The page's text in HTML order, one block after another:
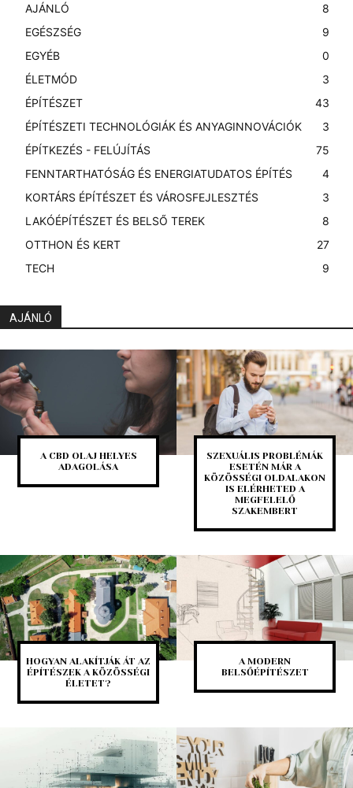
AJÁNLÓ
8
EGÉSZSÉG
9
EGYÉB
0
ÉLETMÓD
3
ÉPÍTÉSZET
43
ÉPÍTÉSZETI TECHNOLÓGIÁK ÉS ANYAGINNOVÁCIÓK
3
ÉPÍTKEZÉS - FELÚJÍTÁS
75
FENNTARTHATÓSÁG ÉS ENERGIATUDATOS ÉPÍTÉS
4
KORTÁRS ÉPÍTÉSZET ÉS VÁROSFEJLESZTÉS
3
LAKÓÉPÍTÉSZET ÉS BELSŐ TEREK
8
OTTHON ÉS KERT
27
TECH
9
AJÁNLÓ
A CBD OLAJ HELYES
ADAGOLÁSA
SZEXUÁLIS PROBLÉMÁK
ESETÉN MÁR A
KÖZÖSSÉGI OLDALAKON
IS ELÉRHETED A
MEGFELELŐ
SZAKEMBERT
HOGYAN ALAKÍTJÁK ÁT AZ
ÉPÍTÉSZEK A KÖZÖSSÉGI
ÉLETET?
A MODERN
BELSŐÉPÍTÉSZET